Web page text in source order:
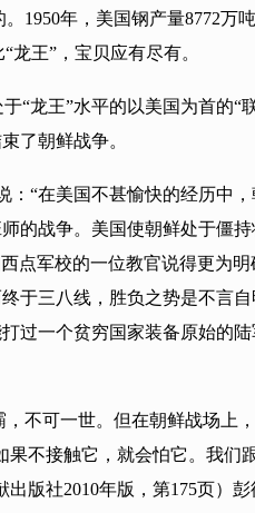
1950年，美国钢产量8772
王”，宝贝应有尽有。
“龙王”水平的以美国为首的
了朝鲜战争。
“在美国不甚愉快的经历中
的战争。美国使朝鲜处于僵
军校的一位教官说得更为
于三八线，胜负之势是不言
过一个贫穷国家装备原始的
不可一世。但在朝鲜战场上
不接触它，就会怕它。我
版社2010年版，第175页）